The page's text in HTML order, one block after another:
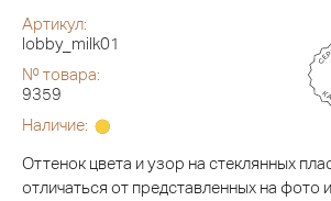
Артикул:
lobby_milk01
№ товара:
9359
Наличие:
Оттенок цвета и узор на стеклянных
отличаться от представленных на фото